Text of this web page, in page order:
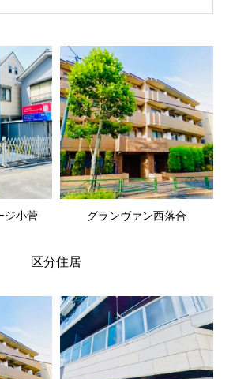
ジ小菅 グランヴァン西落合
区分住居